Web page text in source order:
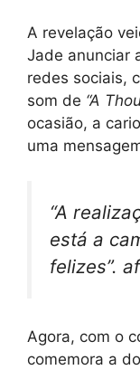
A revelação
Jade anunciar
redes sociais,
som de “A
ocasião, a
uma
“A
está a
felizes”.
Agora, com o
comemora a